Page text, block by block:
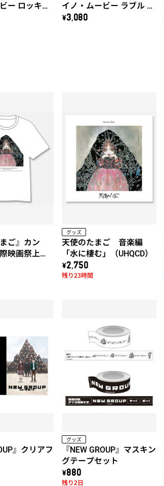
ー ロッキー
ザー(トリケ
イノ・ムービー ラブル ダ
イノドーザー(ヴェロキラ
\3,080
ご』カン
映画祭上映
たまご「水
米繊維コラ
グッズ
天使のたまご 音楽編
「水に棲む」（UHQCD）
\2,750
残り23時間
』クリアフ
グッズ
『NEW GROUP』マスキン
グテープセット
\880
残り2日